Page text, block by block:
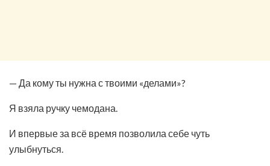
— Да кому ты нужна с твоими «делами»?
Я взяла ручку чемодана.
И впервые за всё время позволила себе чуть
улыбнуться.